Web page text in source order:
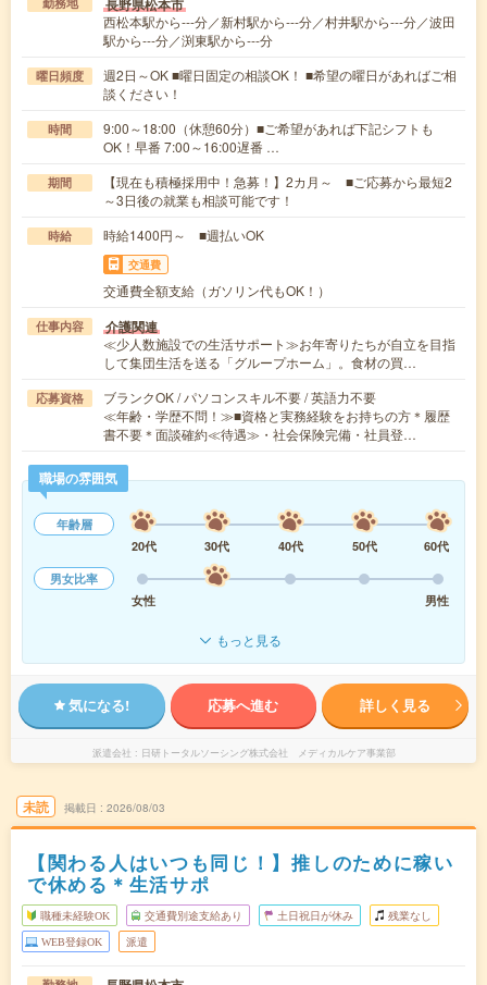
西松本駅から---分／新村駅から---分／村井駅から---分／波田
駅から---分／渕東駅から---分
曜日頻度
週2日～OK ■曜日固定の相談OK！ ■希望の曜日があればご相
談ください！
時間
9:00～18:00（休憩60分）■ご希望があれば下記シフトも
OK！早番 7:00～16:00遅番 …
期間
【現在も積極採用中！急募！】2カ月～ ■ご応募から最短2
～3日後の就業も相談可能です！
時給 時給1400円～ ■週払いOK
交通費
交通費全額支給（ガソリン代もOK！）
仕事内容 介護関連
≪少人数施設での生活サポート≫お年寄りたちが自立を目指
して集団生活を送る「グループホーム」。食材の買…
応募資格
ブランクOK / パソコンスキル不要 / 英語力不要
≪年齢・学歴不問！≫■資格と実務経験をお持ちの方＊履歴
書不要＊面談確約≪待遇≫・社会保険完備・社員登…
職場の雰囲気
年齢層
20代
30代 40代 50代
60代
男女比率
女性
男性
もっと見る
気になる! 応募へ進む 詳しく見る
派遣会社 日研トータルソーシング株式会社 メディカルケア事業部
未読 掲載日 2026/08/03
【関わる人はいつも同じ！】推しのために稼い
で休める＊生活サポ
職種未経験OK 交通費別途支給あり 土日祝日が休み 残業なし
WEB登録OK 派遣